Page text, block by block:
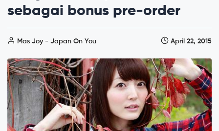
sebagai bonus pre-order
Mas Joy - Japan On You April 22, 2015